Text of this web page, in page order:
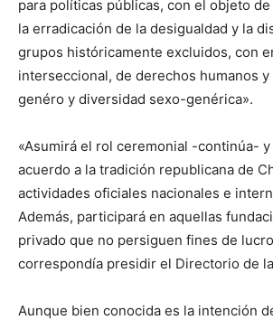
para políticas públicas, con el objeto
la erradicación de la desigualdad y la
grupos históricamente excluidos, con
interseccional, de derechos humanos
genéro y diversidad sexo-genérica».
«Asumirá el rol ceremonial -continúa-
acuerdo a la tradición republicana de
actividades oficiales nacionales e
Además, participará en aquellas
privado que no persiguen fines de
correspondía presidir el Directorio de
Aunque bien conocida es la intención